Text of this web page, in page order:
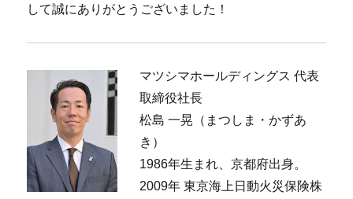
して誠にありがとうございました！
マツシマホールディングス 代表
取締役社長
松島 一晃（まつしま・かずあ
き）
1986年生まれ、京都府出身。
2009年 東京海上日動火災保険株